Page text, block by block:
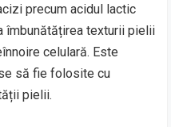
precum acidul lactic
îmbunătățirea texturii pielii
celulară. Este
să fie folosite cu
pielii.